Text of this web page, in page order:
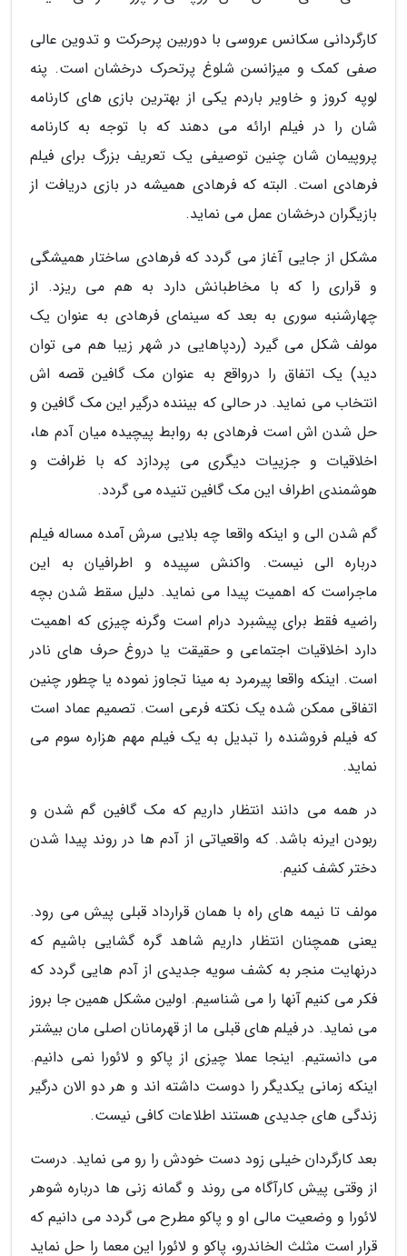
کارگردانی سکانس عروسی با دوربین پرحرکت و تدوین عالی
صفی کمک و میزانسن شلوغ پرتحرک درخشان است. پنه
لوپه کروز و خاویر باردم یکی از بهترین بازی های کارنامه
شان را در فیلم ارائه می دهند که با توجه به کارنامه
پروپیمان شان چنین توصیفی یک تعریف بزرگ برای فیلم
فرهادی است. البته که فرهادی همیشه در بازی دریافت از
بازیگران درخشان عمل می نماید.
مشکل از جایی آغاز می گردد که فرهادی ساختار همیشگی
و قراری را که با مخاطبانش دارد به هم می ریزد. از
چهارشنبه سوری به بعد که سینمای فرهادی به عنوان یک
مولف شکل می گیرد (ردپاهایی در شهر زیبا هم می توان
دید) یک اتفاق را درواقع به عنوان مک گافین قصه اش
انتخاب می نماید. در حالی که بیننده درگیر این مک گافین و
حل شدن اش است فرهادی به روابط پیچیده میان آدم ها،
اخلاقیات و جزییات دیگری می پردازد که با ظرافت و
هوشمندی اطراف این مک گافین تنیده می گردد.
گم شدن الی و اینکه واقعا چه بلایی سرش آمده مساله فیلم
درباره الی نیست. واکنش سپیده و اطرافیان به این
ماجراست که اهمیت پیدا می نماید. دلیل سقط شدن بچه
راضیه فقط برای پیشبرد درام است وگرنه چیزی که اهمیت
دارد اخلاقیات اجتماعی و حقیقت یا دروغ حرف های نادر
است. اینکه واقعا پیرمرد به مینا تجاوز نموده یا چطور چنین
اتفاقی ممکن شده یک نکته فرعی است. تصمیم عماد است
که فیلم فروشنده را تبدیل به یک فیلم مهم هزاره سوم می
نماید.
در همه می دانند انتظار داریم که مک گافین گم شدن و
ربودن ایرنه باشد. که واقعیاتی از آدم ها در روند پیدا شدن
دختر کشف کنیم.
مولف تا نیمه های راه با همان قرارداد قبلی پیش می رود.
یعنی همچنان انتظار داریم شاهد گره گشایی باشیم که
درنهایت منجر به کشف سویه جدیدی از آدم هایی گردد که
فکر می کنیم آنها را می شناسیم. اولین مشکل همین جا بروز
می نماید. در فیلم های قبلی ما از قهرمانان اصلی مان بیشتر
می دانستیم. اینجا عملا چیزی از پاکو و لائورا نمی دانیم.
اینکه زمانی یکدیگر را دوست داشته اند و هر دو الان درگیر
زندگی های جدیدی هستند اطلاعات کافی نیست.
بعد کارگردان خیلی زود دست خودش را رو می نماید. درست
از وقتی پیش کارآگاه می روند و گمانه زنی ها درباره شوهر
لائورا و وضعیت مالی او و پاکو مطرح می گردد می دانیم که
قرار است مثلث الخاندرو، پاکو و لائورا این معما را حل نماید